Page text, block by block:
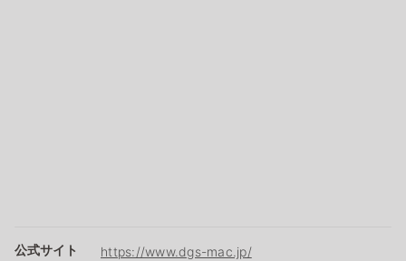
公式サイト https://www.dgs-mac.jp/